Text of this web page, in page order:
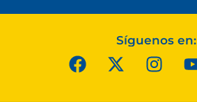
Síguenos en: